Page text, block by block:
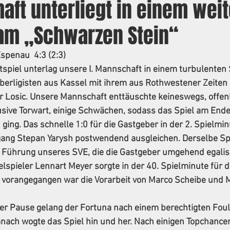
unterliegt in einem
„Schwarzen Stein“
4:3 (2:3)
unterlag unsere I. Mannschaft in einem
aus Kassel mit ihrem aus Rothwestener
Losic. Unsere Mannschaft enttäuschte keineswegs,
Torwart, einige Schwächen, sodass das Spiel am
Das schnelle 1:0 für die Gastgeber in der 2.
Stepan Yarysh postwendend ausgleichen. Derselbe
unseres SVE, die die Gastgeber umgehend
Lennart Meyer sorgte in der 40. Spielminute für
war die Vorarbeit von Marco Scheibe und
Pause gelang der Fortuna nach einem berechtigten
wogte das Spiel hin und her. Nach einigen